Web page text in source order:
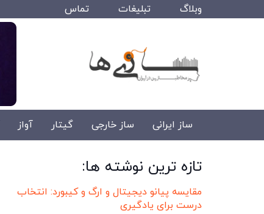
وبلاگ تبلیغات تماس
ساز ایرانی ساز خارجی گیتار آواز
تازه ترین نوشته ها:
مقایسه پیانو دیجیتال و ارگ و کیبورد: انتخاب
درست برای یادگیری